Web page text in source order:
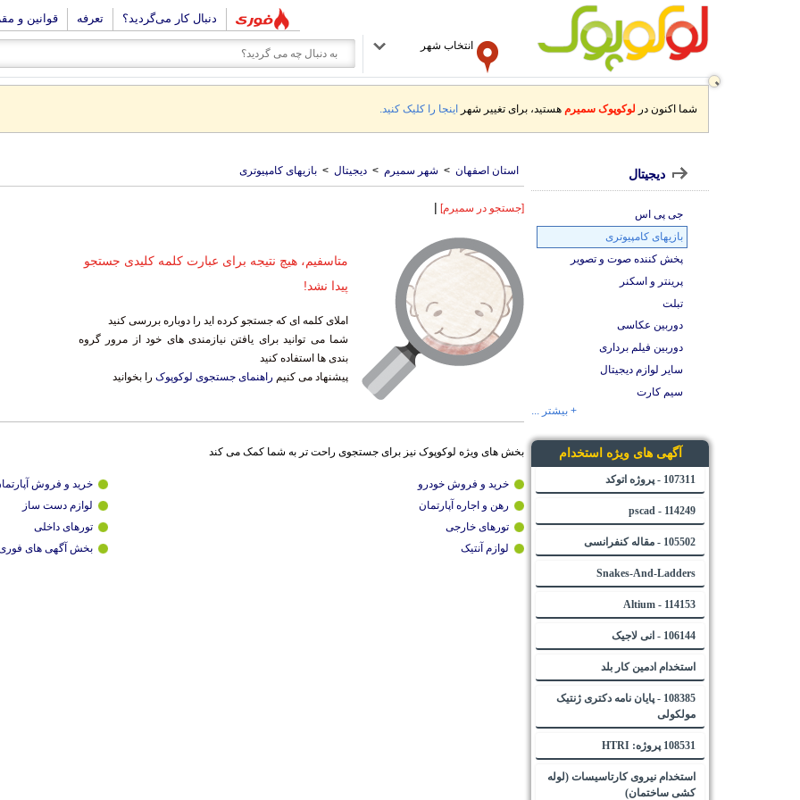
دنبال کار می‌گردید؟ تعرفه قوانین و
انتخاب شهر
شما اکنون در لوکوپوک سمیرم هستید، برای تغییر شهر اینجا را کلیک کنید.
استان اصفهان > شهر سمیرم > دیجیتال > بازیهای کامپیوتری
[جستجو در سمیرم] |
متاسفیم، هیچ نتیجه برای عبارت کلمه کلیدی جستجو
پیدا نشد!
املای کلمه ای که جستجو کرده اید را دوباره بررسی کنید
شما می توانید برای یافتن نیازمندی های خود از مرور گروه
بندی ها استفاده کنید
پیشنهاد می کنیم راهنمای جستجوی لوکوپوک را بخوانید
بخش های ویژه لوکوپوک نیز برای جستجوی راحت تر به شما کمک می کند
خرید و فروش خودرو
خرید و فروش
رهن و اجاره آپارتمان
لوازم دست ساز
تورهای خارجی
تورهای داخلی
لوازم آنتیک
بخش آگهی های
دیجیتال
جی پی اس
بازیهای کامپیوتری
پخش کننده صوت و تصویر
پرینتر و اسکنر
تبلت
دوربین عکاسی
دوربین فیلم برداری
سایر لوازم دیجیتال
سیم کارت
+ بیشتر ...
آگهی های ویژه استخدام
107311 - پروژه اتوکد
114249 - pscad
105502 - مقاله کنفرانسی
Snakes-And-Ladders
114153 - Altium
106144 - انی لاجیک
استخدام ادمین کار بلد
108385 - پایان نامه دکتری ژنتیک
مولکولی
108531 پروژه: HTRI
استخدام نیروی کارتاسیسات (لوله
کشی ساختمان)